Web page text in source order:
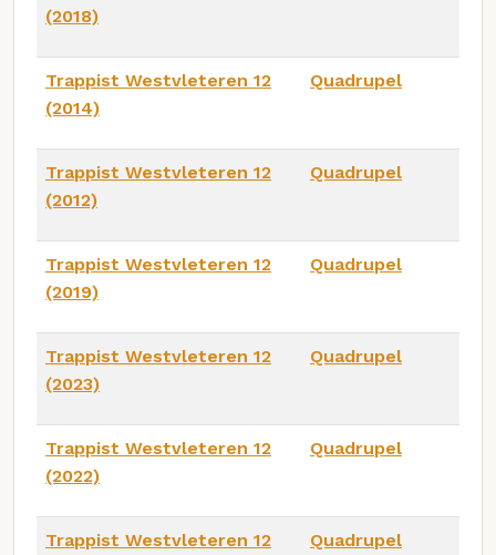
(2018)
Trappist Westvleteren 12
(2014)
Quadrupel
Trappist Westvleteren 12
(2012)
Quadrupel
Trappist Westvleteren 12
(2019)
Quadrupel
Trappist Westvleteren 12
(2023)
Quadrupel
Trappist Westvleteren 12
(2022)
Quadrupel
Trappist Westvleteren 12
Quadrupel